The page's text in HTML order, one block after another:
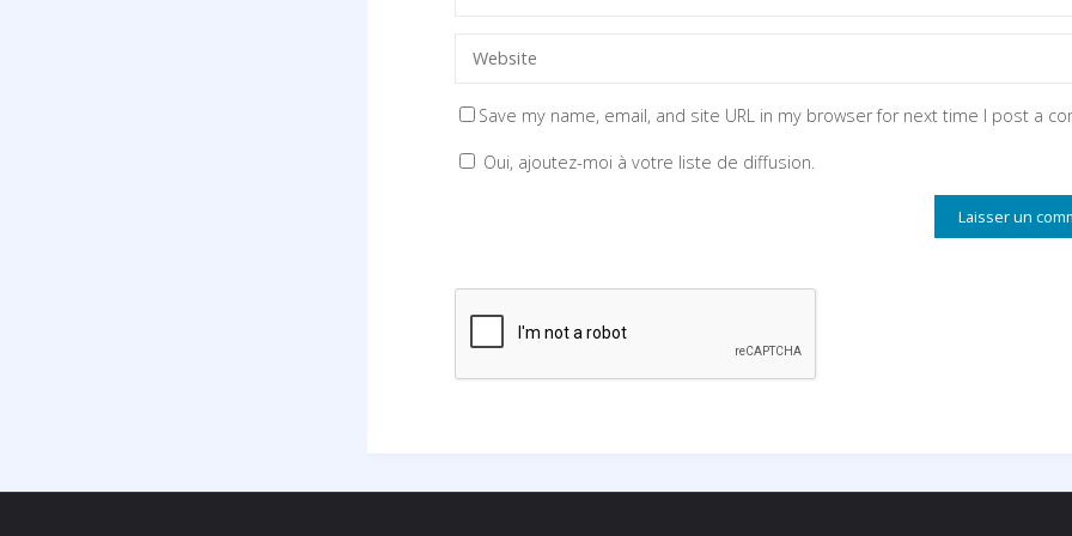
Save my name, email, and site URL in my browser for next time I post a
Oui, ajoutez-moi à votre liste de diffusion.